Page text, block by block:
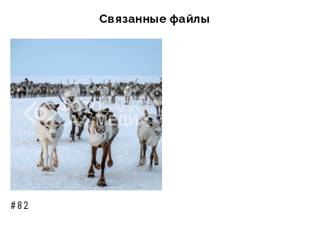
Связанные файлы
#82